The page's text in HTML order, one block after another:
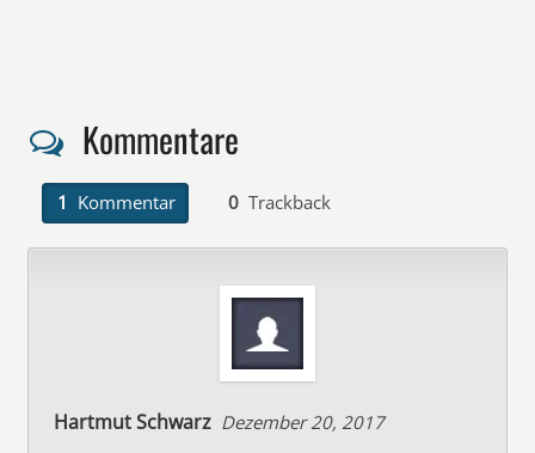
Kommentare
1 Kommentar 0 Trackback
Hartmut Schwarz Dezember 20, 2017